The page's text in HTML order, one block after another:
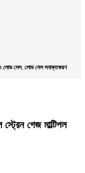
লোড সেল, লোড সেল সনাক্তকরণ
গেজ মাল্টিপল